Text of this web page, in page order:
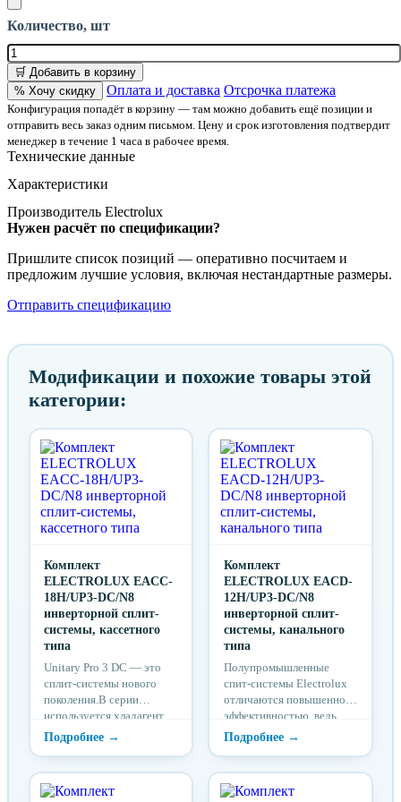
Количество, шт
🛒 Добавить в корзину
% Хочу скидку
Оплата и доставка Отсрочка платежа
Конфигурация попадёт в корзину — там можно добавить ещё позиции и
отправить весь заказ одним письмом. Цену и срок изготовления подтвердит
менеджер в течение 1 часа в рабочее время.
Технические данные
Характеристики
Производитель Electrolux
Нужен расчёт по спецификации?
Пришлите список позиций — оперативно посчитаем и
предложим лучшие условия, включая нестандартные размеры.
Отправить спецификацию
Модификации и похожие товары этой
категории:
Комплект
ELECTROLUX EACC-
18H/UP3-DC/N8
инверторной сплит-
системы, кассетного
типа
Unitary Pro 3 DC — это
сплит-системы нового
поколения.В серии
используется хладагент
R32, более безопасный
для окружающей среды,
привычной капиллярной
трубки для
Комплект
ELECTROLUX EACD-
12H/UP3-DC/N8
инверторной сплит-
системы, канального
типа
Полупромышленные
спит-системы Electrolux
отличаются повышенной
эффективностью, ведь
они созданы на базе DC-
инверторной технологии,
30% меньше
электроэнергии, чем